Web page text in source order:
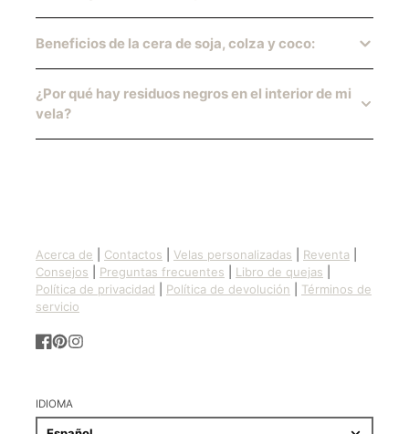
Beneficios de la cera de soja, colza y coco:
¿Por qué hay residuos negros en el interior de mi
vela?
Acerca de Contactos Velas personalizadas Reventa
Consejos
Preguntas frecuentes Libro de quejas
Política de privacidad
Política de devolución
Términos de
servicio
IDIOMA